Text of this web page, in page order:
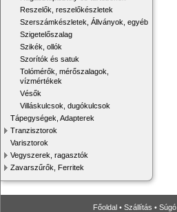
Reszelők, reszelőkészletek
Szerszámkészletek, Állványok, egyéb
Szigetelőszalag
Szikék, ollók
Szorítók és satuk
Tolómérők, mérőszalagok,
vízmértékek
Vésők
Villáskulcsok, dugókulcsok
Tápegységek, Adapterek
Tranzisztorok
Varisztorok
Vegyszerek, ragasztók
Zavarszűrők, Ferritek
Főoldal • Szállítás • Súgó